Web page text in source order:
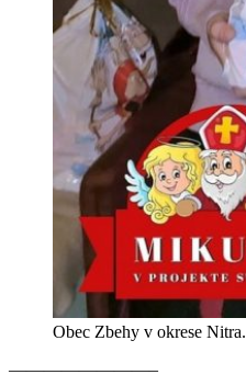
Obec Zbehy v okrese Nitra.
————————–